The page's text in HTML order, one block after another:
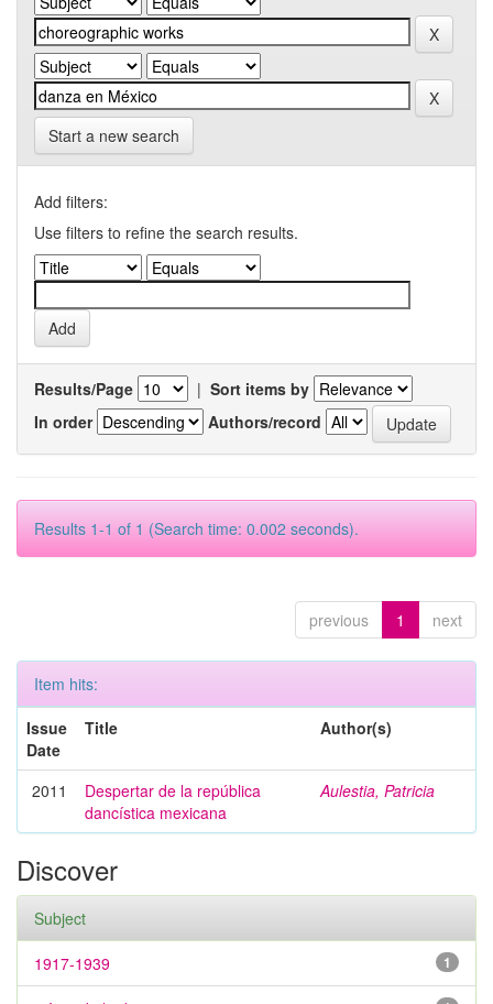
Start a new search
Add filters:
Use filters to refine the search results.
Results/Page | Sort items by
In order
Authors/record
Results 1-1 of 1 (Search time: 0.002 seconds).
previous 1 next
Item hits:
Issue
Date
Title Author(s)
2011
Despertar de la república
dancística mexicana
Aulestia, Patricia
Discover
Subject
1
1917-1939